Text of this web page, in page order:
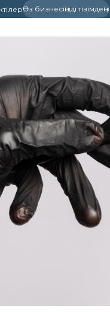
Өз бизнесіңізді тізімдеңіз